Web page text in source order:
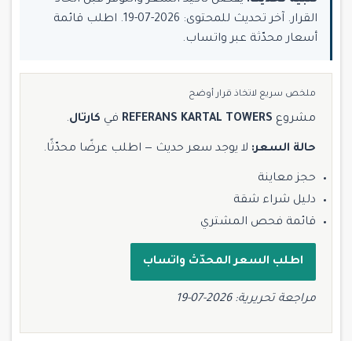
القرار. آخر تحديث للمحتوى: 2026-07-19. اطلب قائمة
أسعار محدّثة عبر واتساب.
ملخص سريع لاتخاذ قرار أوضح
مشروع REFERANS KARTAL TOWERS في كارتال.
حالة السعر: لا يوجد سعر حديث — اطلب عرضًا محدّثًا.
حجز معاينة
دليل شراء شقة
قائمة فحص المشتري
اطلب السعر المحدّث واتساب
مراجعة تحريرية: 2026-07-19